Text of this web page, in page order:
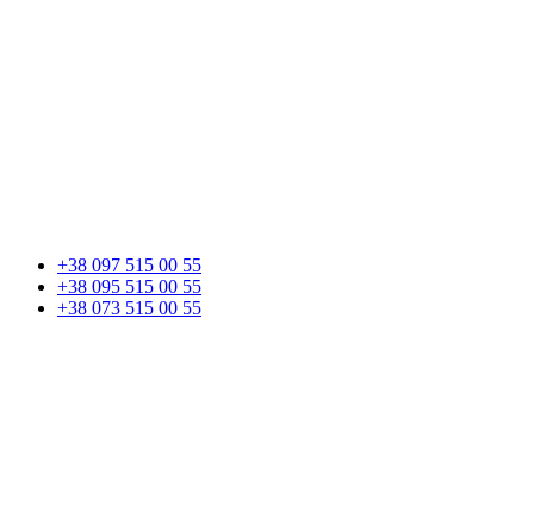
+38 097 515 00 55
+38 095 515 00 55
+38 073 515 00 55